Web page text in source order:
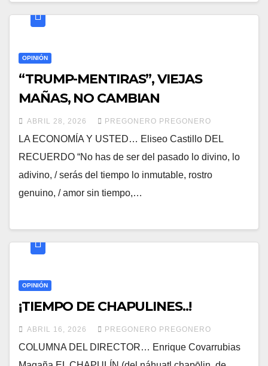
OPINIÓN
“TRUMP-MENTIRAS”, VIEJAS
MAÑAS, NO CAMBIAN
ABRIL 28, 2026 PREGONERO PREGONERO
LA ECONOMÍA Y USTED… Eliseo Castillo DEL
RECUERDO “No has de ser del pasado lo divino, lo
adivino, / serás del tiempo lo inmutable, rostro
genuino, / amor sin tiempo,…
OPINIÓN
¡TIEMPO DE CHAPULINES..!
ABRIL 16, 2026 PREGONERO PREGONERO
COLUMNA DEL DIRECTOR… Enrique Covarrubias